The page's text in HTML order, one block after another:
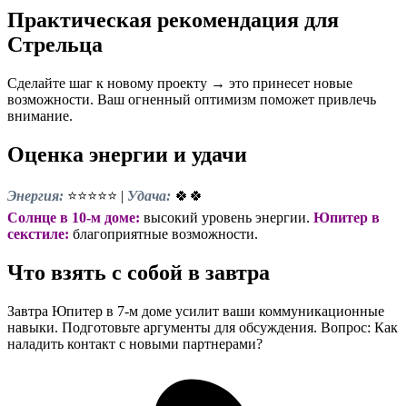
Практическая рекомендация для
Стрельца
Сделайте шаг к новому проекту → это принесет новые
возможности. Ваш огненный оптимизм поможет привлечь
внимание.
Оценка энергии и удачи
Энергия: ⭐⭐⭐⭐⭐ | Удача: 🍀🍀
Солнце в 10-м доме: высокий уровень энергии. Юпитер в
секстиле: благоприятные возможности.
Что взять с собой в завтра
Завтра Юпитер в 7-м доме усилит ваши коммуникационные
навыки. Подготовьте аргументы для обсуждения. Вопрос: Как
наладить контакт с новыми партнерами?